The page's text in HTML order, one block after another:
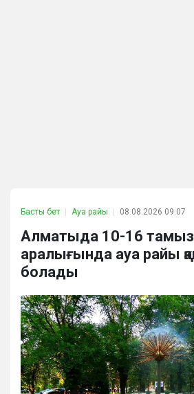
Басты бет Ауа райы 08.08.2026 09:07
Алматыда 10-16 тамыз
аралығында ауа райы
болады